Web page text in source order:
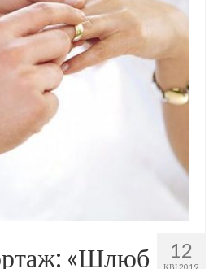
12
КВІ 2019
«Шлюб